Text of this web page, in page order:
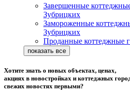
Завершенные
Зубрицких
Замороженные
Зубрицких
Проданные коттеджные
Хотите знать о новых объектах, ценах,
акциях в новостройках и коттеджных
свежих новостях первыми?